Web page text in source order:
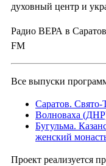
духовный центр и
Радио ВЕРА в
FM
Все выпуски
Саратов.
Волноваха
Бугульма.
женский
Проект реализуется